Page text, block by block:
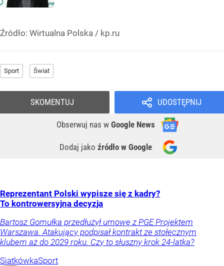
Źródło: Wirtualna Polska / kp.ru
Sport Świat
UDOSTĘPNIJ
Obserwuj nas w Google News
Dodaj jako źródło w Google
SKOMENTUJ
Reprezentant Polski wypisze się z kadry?
To kontrowersyjna decyzja
Bartosz Gomułka przedłużył umowę z PGE Projektem
Warszawa. Atakujący podpisał kontrakt ze stołecznym
klubem aż do 2029 roku. Czy to słuszny krok 24-latka?
SiatkówkaSport